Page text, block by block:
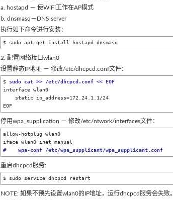
a. hostapd － 使WiFi工作在AP模式
b. dnsmasq－DNS server
执行如下命令进行安装：
$ sudo apt-get install hostapd dnsmasq
2. 配置网络接口wlan0
设置静态IP地址 － 修改/etc/dhcpcd.conf文件：
$ sudo cat >> /etc/dhcpcd.conf << EOF
interface wlan0
EOF
停用wpa_supplication － 修改/etc/ntwork/interfaces文件：
allow-hotplug wlan0
#    wpa-conf /etc/wpa_supplicant/wpa_supplicant.conf
重启dhcpcd服务:
$ sudo service dhcpcd restart
NOTE: 如果不预先设置wlan0的IP地址，运行dhcpcd服务会失败。